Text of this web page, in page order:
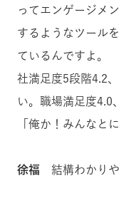
ってエンゲージメ
するようなツール
ているんですよ。
社満足度5段階4.2
い。職場満足度4.0
「俺か！みんなと
徐福 結構わかり